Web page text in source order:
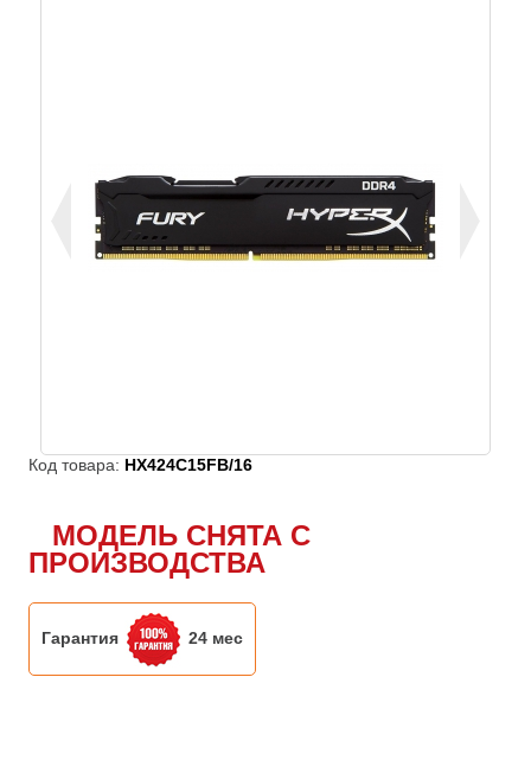
Код товара: HX424C15FB/16
МОДЕЛЬ СНЯТА С
ПРОИЗВОДСТВА
Гарантия 24 мес